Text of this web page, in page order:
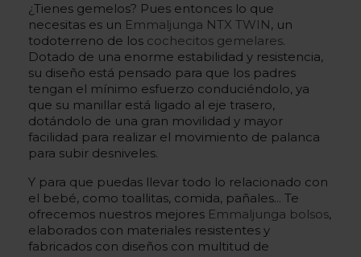
¿Tienes gemelos? Pues entonces lo que
necesitas es un Emmaljunga NTX TWIN, un
todoterreno de los cochecitos gemelares.
Dotado de una enorme estabilidad y resistencia,
su diseño está pensado para que los padres
tengan el mínimo esfuerzo conduciéndolo, ya
que su manillar está ligado al eje trasero,
dotándolo de una gran movilidad y mayor
facilidad para realizar el movimiento de palanca
para subir desniveles.
Y para que puedas llevar todo lo relacionado con
el bebé, como toallitas, comida, pañales... Te
ofrecemos nuestros mejores Emmaljunga bolsos,
elaborados con materiales resistentes y
fabricados con diseños con multitud de